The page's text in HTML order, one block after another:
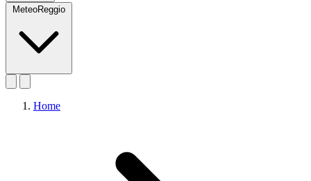
MeteoReggio
Home